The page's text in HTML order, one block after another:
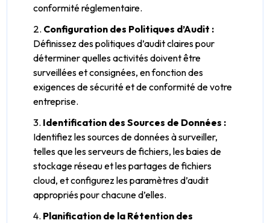
conformité réglementaire.
Configuration des Politiques d’Audit :
Définissez des politiques d’audit claires pour
déterminer quelles activités doivent être
surveillées et consignées, en fonction des
exigences de sécurité et de conformité de votre
entreprise.
Identification des Sources de Données :
Identifiez les sources de données à surveiller,
telles que les serveurs de fichiers, les baies de
stockage réseau et les partages de fichiers
cloud, et configurez les paramètres d’audit
appropriés pour chacune d’elles.
Planification de la Rétention des